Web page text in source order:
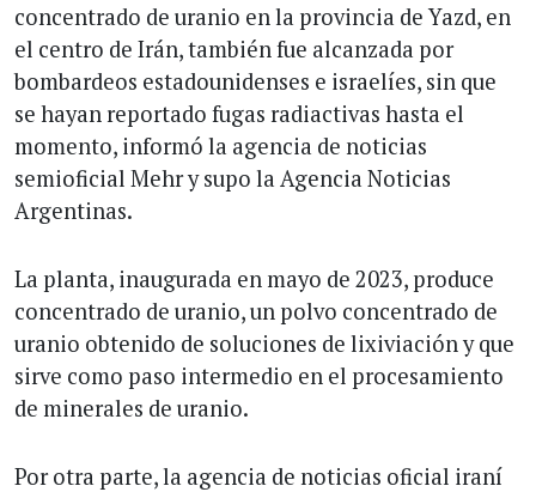
concentrado de uranio en la provincia de Yazd, en
el centro de Irán, también fue alcanzada por
bombardeos estadounidenses e israelíes, sin que
se hayan reportado fugas radiactivas hasta el
momento, informó la agencia de noticias
semioficial Mehr y supo la Agencia Noticias
Argentinas.
La planta, inaugurada en mayo de 2023, produce
concentrado de uranio, un polvo concentrado de
uranio obtenido de soluciones de lixiviación y que
sirve como paso intermedio en el procesamiento
de minerales de uranio.
Por otra parte, la agencia de noticias oficial iraní